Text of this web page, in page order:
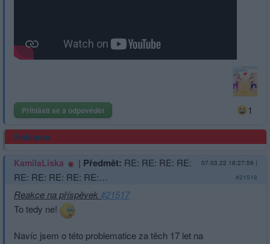
Přihlásit se a odpovědět 1
Reklama
KamilaLiska | Předmět: RE: RE: RE: RE:
RE: RE: RE: RE: RE:…
07.03.22 18:27:59 |
#21518
Reakce na příspěvek#21517
To tedy ne!
Navíc jsem o této problematice za těch 17 let na